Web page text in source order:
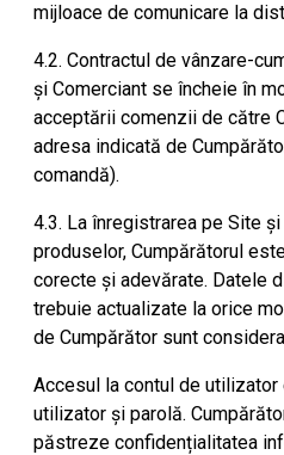
mijloace de comunicare la
4.2. Contractul de vânzare-
și Comerciant se încheie în
acceptării comenzii de către
adresa indicată de
comandă).
4.3. La înregistrarea pe Site
produselor, Cumpărătorul
corecte și adevărate. Datele
trebuie actualizate la orice
de Cumpărător sunt
Accesul la contul de
utilizator și parolă.
păstreze confidențialitatea